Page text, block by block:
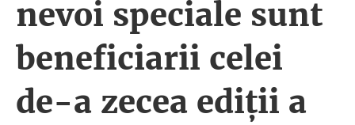
nevoi speciale sunt
beneficiarii celei
de-a zecea ediții a